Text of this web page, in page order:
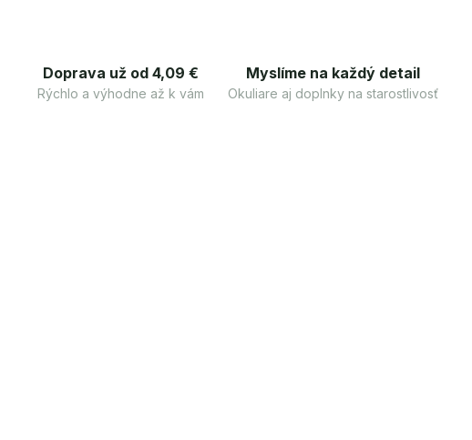
Doprava už od 4,09 €
Rýchlo a výhodne až k vám
Myslíme na každý detail
Okuliare aj doplnky na starostlivosť